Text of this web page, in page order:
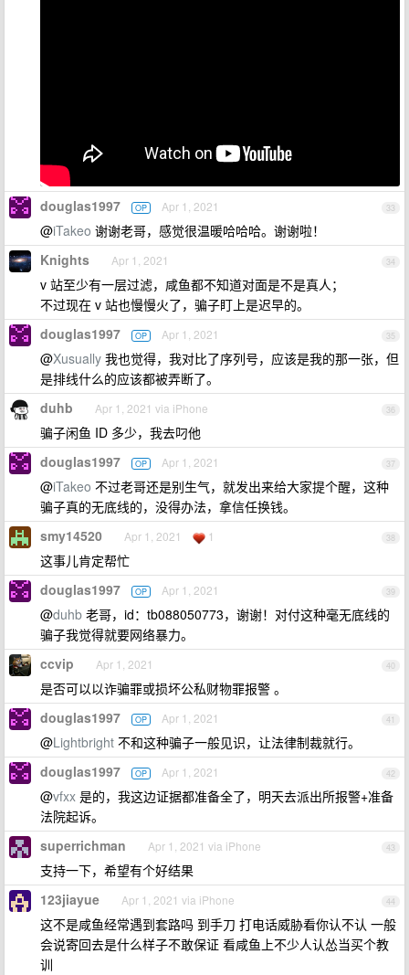
33
douglas1997 OP Apr 1, 2021
@iTakeo 谢谢老哥，感觉很温暖哈哈哈。谢谢啦！
34
Knights Apr 1, 2021
v 站至少有一层过滤，咸鱼都不知道对面是不是真人；
不过现在 v 站也慢慢火了，骗子盯上是迟早的。
35
douglas1997 OP Apr 1, 2021
@Xusually 我也觉得，我对比了序列号，应该是我的那一张，但
是排线什么的应该都被弄断了。
36
duhb Apr 1, 2021 via iPhone
骗子闲鱼 ID 多少，我去叼他
37
douglas1997 OP Apr 1, 2021
@iTakeo 不过老哥还是别生气，就发出来给大家提个醒，这种
骗子真的无底线的，没得办法，拿信任换钱。
38
smy14520 Apr 1, 2021 1
这事儿肯定帮忙
39
douglas1997 OP Apr 1, 2021
@duhb 老哥，id：tb088050773，谢谢！对付这种毫无底线的
骗子我觉得就要网络暴力。
40
ccvip Apr 1, 2021
是否可以以诈骗罪或损坏公私财物罪报警 。
41
douglas1997 OP Apr 1, 2021
@Lightbright 不和这种骗子一般见识，让法律制裁就行。
42
douglas1997 OP Apr 1, 2021
@vfxx 是的，我这边证据都准备全了，明天去派出所报警+准备
法院起诉。
43
superrichman Apr 1, 2021 via iPhone
支持一下，希望有个好结果
44
123jiayue Apr 1, 2021 via iPhone
这不是咸鱼经常遇到套路吗 到手刀 打电话威胁看你认不认 一般
会说寄回去是什么样子不敢保证 看咸鱼上不少人认怂当买个教
训